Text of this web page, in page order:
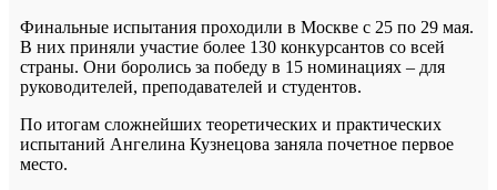
Финальные испытания проходили в Москве с 25 по 29 мая.
В них приняли участие более 130 конкурсантов со всей
страны. Они боролись за победу в 15 номинациях – для
руководителей, преподавателей и студентов.
По итогам сложнейших теоретических и практических
испытаний Ангелина Кузнецова заняла почетное первое
место.